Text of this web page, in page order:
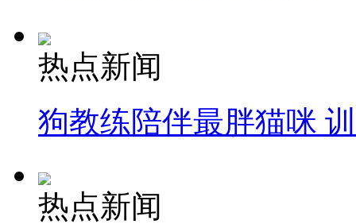
热点新闻
狗教练陪伴最胖猫咪
热点新闻